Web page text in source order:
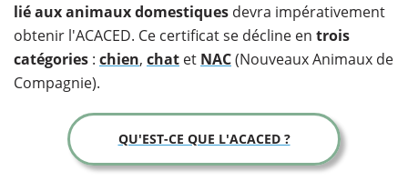
lié aux animaux domestiques devra impérativement
obtenir l'ACACED. Ce certificat se décline en trois
catégories : chien, chat et NAC(Nouveaux Animaux de
Compagnie).
QU'EST-CE QUE L'ACACED ?